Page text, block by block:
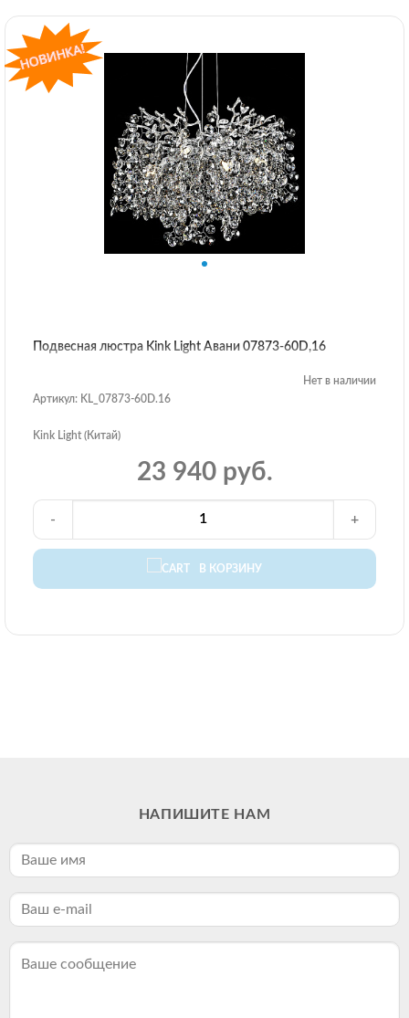
Подвесная люстра Kink Light Авани 07873-60D,16
Нет в наличии
Артикул: KL_07873-60D.16
Kink Light (Китай)
23 940 руб.
В КОРЗИНУ
- +
НАПИШИТЕ НАМ